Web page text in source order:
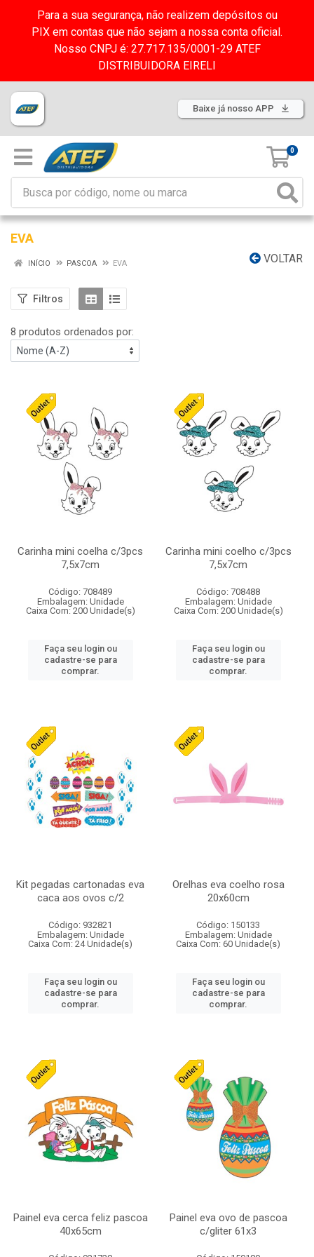
Para a sua segurança, não realizem depósitos ou
PIX em contas que não sejam a nossa conta oficial.
Nosso CNPJ é: 27.717.135/0001-29 ATEF
DISTRIBUIDORA EIRELI
Baixe já nosso APP
0
EVA
VOLTAR
INÍCIO PASCOA EVA
Filtros
8 produtos ordenados por:
Carinha mini coelha c/3pcs
7,5x7cm
Código: 708489
Embalagem: Unidade
Caixa Com: 200 Unidade(s)
Faça seu login ou
cadastre-se para
comprar.
Carinha mini coelho c/3pcs
7,5x7cm
Código: 708488
Embalagem: Unidade
Caixa Com: 200 Unidade(s)
Faça seu login ou
cadastre-se para
comprar.
Kit pegadas cartonadas eva
caca aos ovos c/2
Código: 932821
Embalagem: Unidade
Caixa Com: 24 Unidade(s)
Faça seu login ou
cadastre-se para
comprar.
Orelhas eva coelho rosa
20x60cm
Código: 150133
Embalagem: Unidade
Caixa Com: 60 Unidade(s)
Faça seu login ou
cadastre-se para
comprar.
Painel eva cerca feliz pascoa
40x65cm
Painel eva ovo de pascoa
c/gliter 61x3